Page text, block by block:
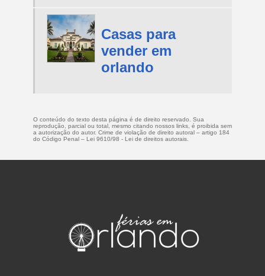
Casas para
vender em
orlando
O conteúdo do texto desta página é de direito reservado. Sua
reprodução, parcial ou total, mesmo citando nossos links, é proibida sem
a autorização do autor. Crime de violação de direito autoral – artigo 184
do Código Penal – Lei 9610/98 - Lei de direitos autorais